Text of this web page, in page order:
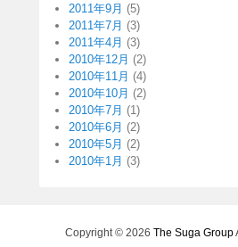
2011年9月 (5)
2011年7月 (3)
2011年4月 (3)
2010年12月 (2)
2010年11月 (4)
2010年10月 (2)
2010年7月 (1)
2010年6月 (2)
2010年5月 (2)
2010年1月 (3)
Copyright © 2026 The Suga Group